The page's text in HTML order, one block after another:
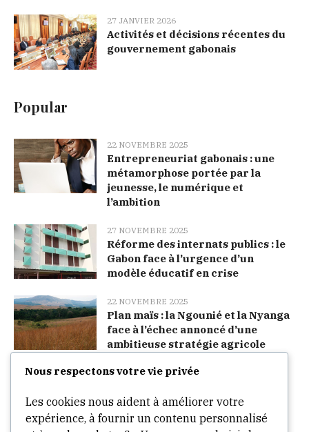
Nous respectons votre vie privée
Les cookies nous aident à améliorer votre
expérience, à fournir un contenu personnalisé
27 JANVIER 2026
Activités et décisions récentes du
gouvernement gabonais
Popular
22 NOVEMBRE 2025
Entrepreneuriat gabonais : une
métamorphose portée par la
jeunesse, le numérique et
l’ambition
27 NOVEMBRE 2025
Réforme des internats publics : le
Gabon face à l’urgence d’un
modèle éducatif en crise
22 NOVEMBRE 2025
Plan maïs : la Ngounié et la Nyanga
face à l’échec annoncé d’une
ambitieuse stratégie agricole